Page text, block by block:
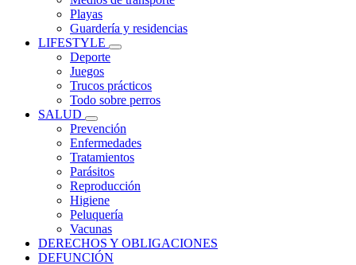
Playas
Guardería y residencias
LIFESTYLE
Deporte
Juegos
Trucos prácticos
Todo sobre perros
SALUD
Prevención
Enfermedades
Tratamientos
Parásitos
Reproducción
Higiene
Peluquería
Vacunas
DERECHOS Y OBLIGACIONES
DEFUNCIÓN